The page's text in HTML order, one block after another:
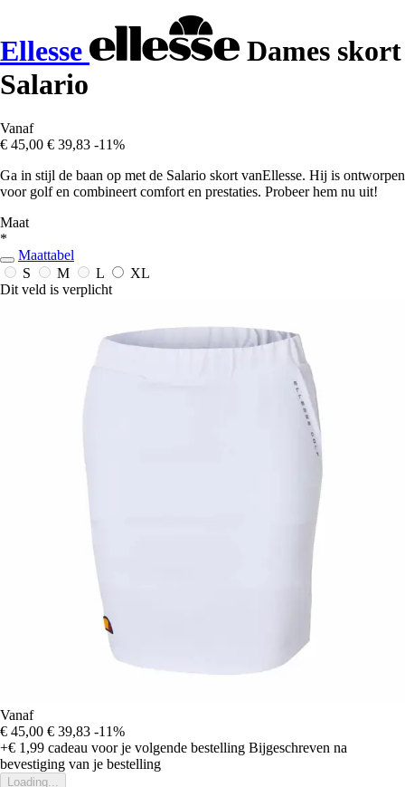
Ellesse
Dames skort
Salario
Vanaf
€ 45,00 € 39,83 -11%
Ga in stijl de baan op met de Salario skort vanEllesse. Hij is ontworpen
voor golf en combineert comfort en prestaties. Probeer hem nu uit!
Maat
*
Maattabel
S
M L
XL
Dit veld is verplicht
Vanaf
€ 45,00 € 39,83 -11%
+€ 1,99 cadeau voor je volgende bestelling Bijgeschreven na
bevestiging van je bestelling
Loading...